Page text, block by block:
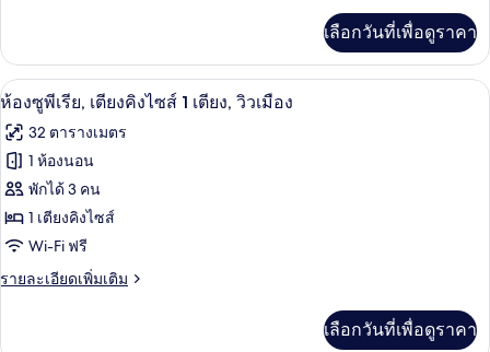
เตียง
เดี่ยว
2
เตียง,
วิว
เมือง
เกี่ยว
กับ
ห้อง
ลัก
ซ์,
เดี่ยว
2
เตียง,
วิว
เมือง
เลือกวันที่เพื่อดูราคา
เปิด
ภาพถ่าย
ทั้งหมด
ของ
ห้อง
ซู
พี
เตียง
มินิบาร์, ตู้นิรภัยในห้องพัก, โต๊ะทำงา
6
ห้องซูพีเรีย, เตียงคิงไซส์ 1 เตียง, วิวเมือง
32 ตารางเมตร
1 ห้องนอน
พักได้ 3 คน
1 เตียงคิงไซส์
Wi-Fi ฟรี
รายละเอียดเพิ่มเติม
ราย
เลือกวันที่เพื่อดูราคา